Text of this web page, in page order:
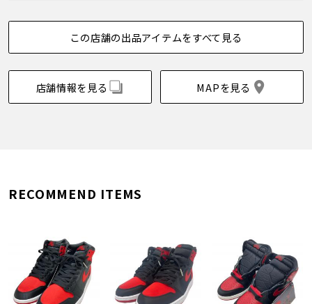
この店舗の出品アイテムをすべて見る
店舗情報を見る MAPを見る
RECOMMEND ITEMS